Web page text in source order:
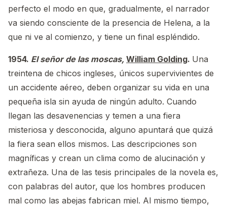
perfecto el modo en que, gradualmente, el narrador
va siendo consciente de la presencia de Helena, a la
que ni ve al comienzo, y tiene un final espléndido.
1954. El señor de las moscas, William Golding. Una
treintena de chicos ingleses, únicos supervivientes de
un accidente aéreo, deben organizar su vida en una
pequeña isla sin ayuda de ningún adulto. Cuando
llegan las desavenencias y temen a una fiera
misteriosa y desconocida, alguno apuntará que quizá
la fiera sean ellos mismos. Las descripciones son
magníficas y crean un clima como de alucinación y
extrañeza. Una de las tesis principales de la novela es,
con palabras del autor, que los hombres producen
mal como las abejas fabrican miel. Al mismo tiempo,